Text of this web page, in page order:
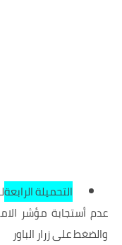
التحميلة الرابعة
عدم أستجابة مؤشر
والضغط على زرار الباور